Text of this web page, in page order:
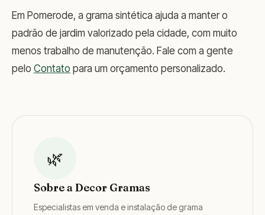
Em Pomerode, a grama sintética ajuda a manter o
padrão de jardim valorizado pela cidade, com muito
menos trabalho de manutenção. Fale com a gente
pelo Contato para um orçamento personalizado.
🌿
Sobre a Decor Gramas
Especialistas em venda e instalação de grama